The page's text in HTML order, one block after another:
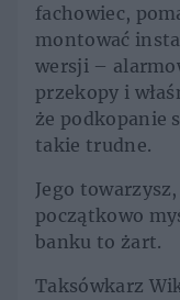
fachowiec,
montować
wersji –
przekopy i
że podkopanie
takie trudne.
Jego
początkowo
banku to żart.
Taksówkarz